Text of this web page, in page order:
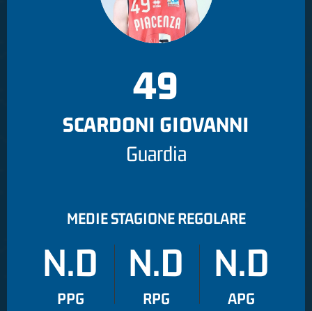
49
SCARDONI GIOVANNI
Guardia
MEDIE STAGIONE REGOLARE
N.D
PPG
N.D
RPG
N.D
APG